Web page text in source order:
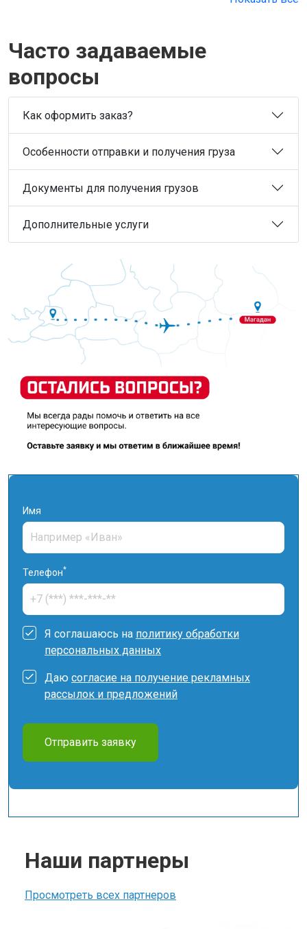
Часто задаваемые
вопросы
Как оформить заказ?
Особенности отправки и получения груза
Документы для получения грузов
Дополнительные услуги
Имя
Телефон*
Я соглашаюсь на политику обработки
персональных данных
Даю согласие на получение рекламных
рассылок и предложений
Отправить заявку
Наши партнеры
Просмотреть всех партнеров